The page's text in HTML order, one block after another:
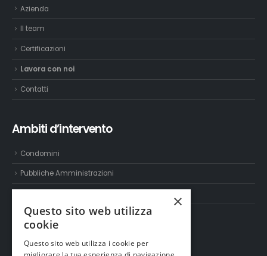
Azienda
Il team
Certificazioni
Lavora con noi
Contatti
Ambiti d’intervento
Condomini
Pubbliche Amministrazioni
Servizi
×
Questo sito web utilizza
cookie
Questo sito web utilizza i cookie per